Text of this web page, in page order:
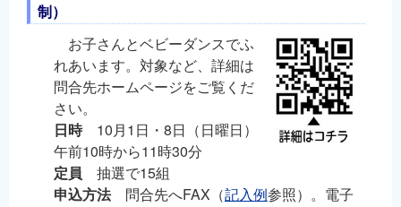
制）
お子さんとベビーダンスでふ
れあいます。対象など、詳細は
問合先ホームページをご覧くだ
さい。
日時10月1日・8日（日曜日）
午前10時から11時30分
定員 抽選で15組
申込方法問合先へFAX（記入例参照）。電子